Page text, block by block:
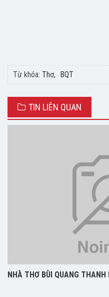
Từ khóa: Thơ BQT
TIN LIÊN QUAN